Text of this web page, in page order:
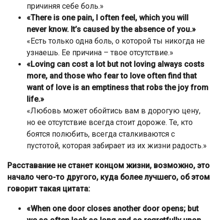
причиняя себе боль.»
«There is one pain, I often feel, which you will
never know. It’s caused by the absence of you.»
«Есть только одна боль, о которой ты никогда не
узнаешь. Ее причина – твое отсутствие.»
«Loving can cost a lot but not loving always costs
more, and those who fear to love often find that
want of love is an emptiness that robs the joy from
life.»
«Любовь может обойтись вам в дорогую цену,
но ее отсутствие всегда стоит дороже. Те, кто
боятся полюбить, всегда сталкиваются с
пустотой, которая забирает из их жизни радость.»
Расставание не станет концом жизни, возможно, это
начало чего-то другого, куда более лучшего, об этом
говорит такая цитата:
«When one door closes another door opens; but